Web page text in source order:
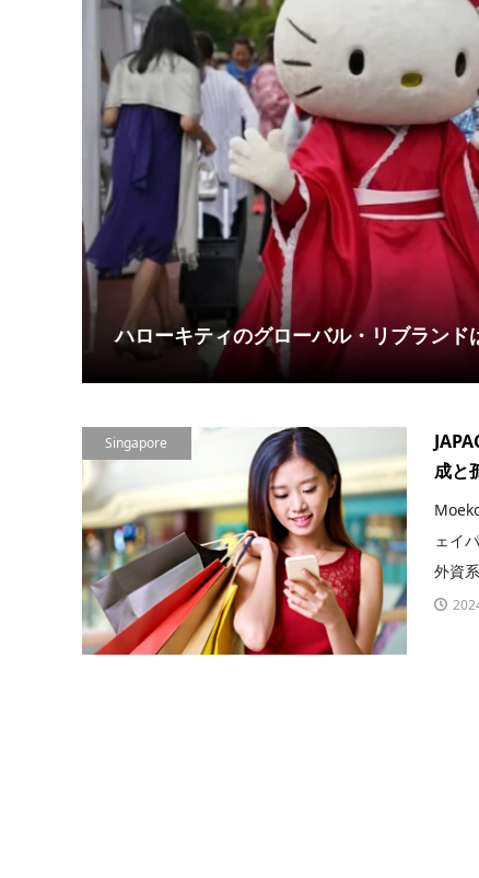
ハローキティのグローバル・リブランド
Singapore
成と
ェイ
外資